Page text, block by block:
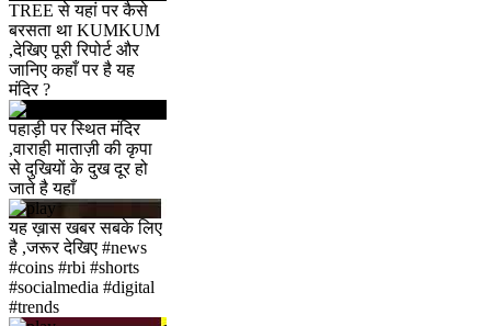
TREE से यहां पर कैसे
बरसता था KUMKUM
,देखिए पूरी रिपोर्ट और
जानिए कहाँ पर है यह
मंदिर ?
पहाड़ी पर स्थित मंदिर
,वाराही माताज़ी की कृपा
से दुखियों के दुख दूर हो
जाते है यहाँ
यह ख़ास खबर सबके लिए
है ,जरूर देखिए #news
#coins #rbi #shorts
#socialmedia #digital
#trends